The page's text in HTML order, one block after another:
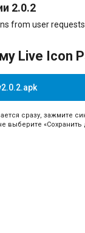
2.0.2
from user requests.
Live Icon
сразу, зажмите
выберите «Сохранить